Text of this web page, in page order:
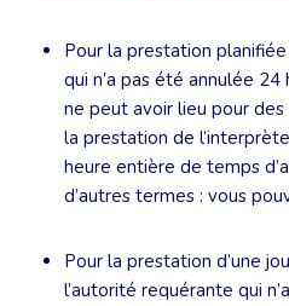
Pour la prestation
qui n’a pas été annulée 24
ne peut avoir lieu pour
la prestation de
heure entière de temps
d’autres termes : vous
Pour la prestation d’une
l’autorité requérante qui